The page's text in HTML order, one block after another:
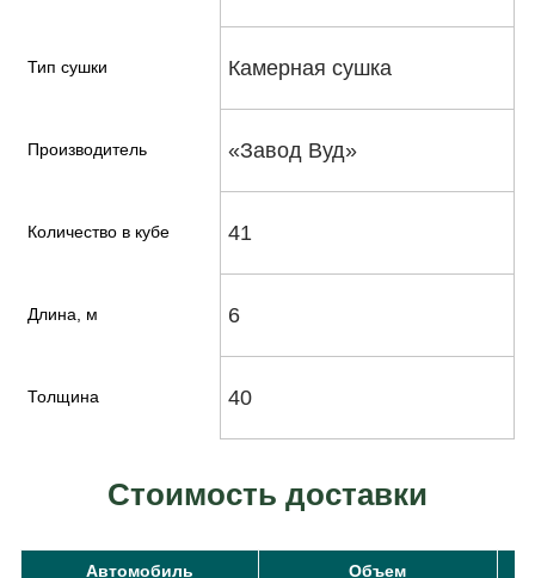
Тип сушки Камерная сушка
Производитель «Завод Вуд»
Количество в кубе 41
Длина, м 6
Толщина 40
Стоимость доставки
Автомобиль Объем